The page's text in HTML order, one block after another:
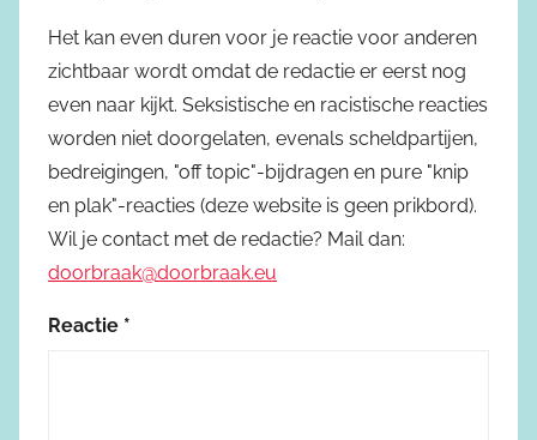
Het kan even duren voor je reactie voor anderen
zichtbaar wordt omdat de redactie er eerst nog
even naar kijkt. Seksistische en racistische reacties
worden niet doorgelaten, evenals scheldpartijen,
bedreigingen, "off topic"-bijdragen en pure "knip
en plak"-reacties (deze website is geen prikbord).
Wil je contact met de redactie? Mail dan:
doorbraak@doorbraak.eu
Reactie *